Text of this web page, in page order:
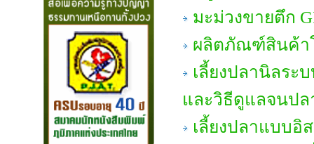
มะม่วงขายตึก
ผลิตภัณฑ์สินค้า
เลี้ยงปลานิลระ
และวิธีดูแลจนปล
เลี้ยงปลาแบบอิ